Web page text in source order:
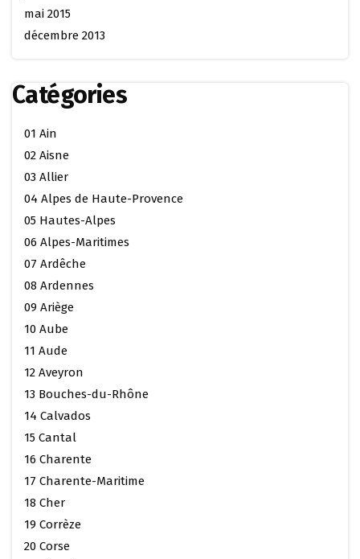
mai 2015
décembre 2013
Catégories
01 Ain
02 Aisne
03 Allier
04 Alpes de Haute-Provence
05 Hautes-Alpes
06 Alpes-Maritimes
07 Ardêche
08 Ardennes
09 Ariège
10 Aube
11 Aude
12 Aveyron
13 Bouches-du-Rhône
14 Calvados
15 Cantal
16 Charente
17 Charente-Maritime
18 Cher
19 Corrèze
20 Corse